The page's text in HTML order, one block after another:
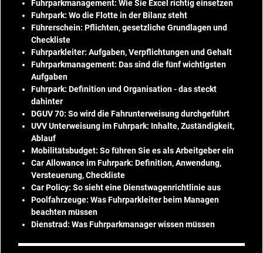
Fuhrparkmanagement: Wie Sie Excel richtig einsetzen
Fuhrpark: Wo die Flotte in der Bilanz steht
Führerschein: Pflichten, gesetzliche Grundlagen und
Checkliste
Fuhrparkleiter: Aufgaben, Verpflichtungen und Gehalt
Fuhrparkmanagement: Das sind die fünf wichtigsten
Aufgaben
Fuhrpark: Definition und Organisation - das steckt
dahinter
DGUV 70: So wird die Fahrunterweisung durchgeführt
UVV Unterweisung im Fuhrpark: Inhalte, Zuständigkeit,
Ablauf
Mobilitätsbudget: So führen Sie es als Arbeitgeber ein
Car Allowance im Fuhrpark: Definition, Anwendung,
Versteuerung, Checkliste
Car Policy: So sieht eine Dienstwagenrichtlinie aus
Poolfahrzeuge: Was Fuhrparkleiter beim Managen
beachten müssen
Dienstrad: Was Fuhrparkmanager wissen müssen